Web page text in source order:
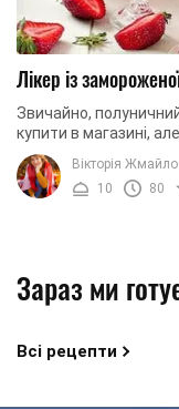
Лікер із
Звичайно,
купити в магазині,
домашніх умовах –
натуральний і
майже не ...
Вікторія Жмайло
10
80
Зараз ми
Всі рецепти